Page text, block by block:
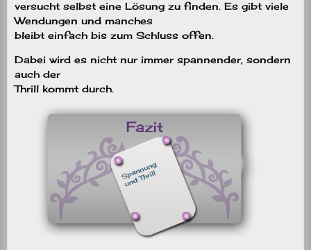
versucht selbst eine Lösung zu finden. Es gibt viele
Wendungen und manches
bleibt einfach bis zum Schluss offen.
Dabei wird es nicht nur immer spannender, sondern
auch der
Thrill kommt durch.